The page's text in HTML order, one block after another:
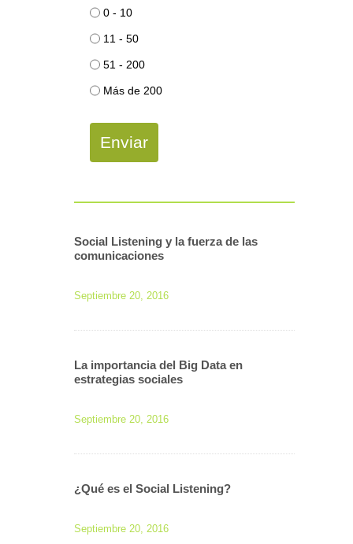
0 - 10
11 - 50
51 - 200
Más de 200
Enviar
Social Listening y la fuerza de las
comunicaciones
Septiembre 20, 2016
La importancia del Big Data en
estrategias sociales
Septiembre 20, 2016
¿Qué es el Social Listening?
Septiembre 20, 2016